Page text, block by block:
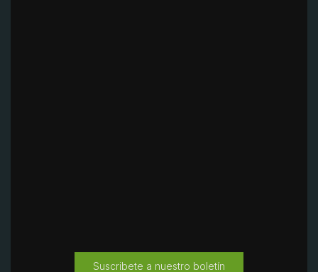
Suscribete a nuestro boletín